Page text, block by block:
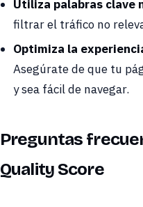
Utiliza palabras clave
filtrar el tráfico no
Optimiza la
Asegúrate de que tu
y sea fácil de navegar.
Preguntas
Quality Score